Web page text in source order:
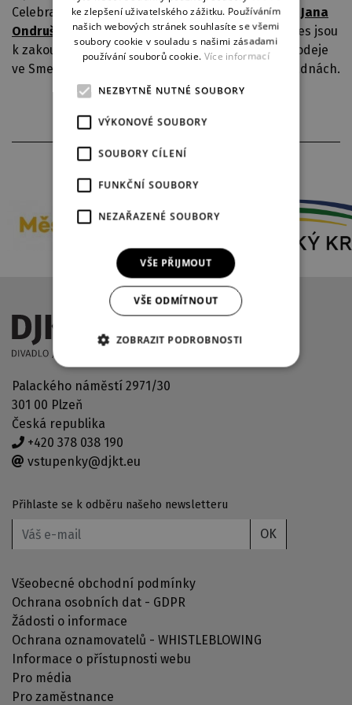
Celebration, večerem provede moderátorské duo Jana
OndruškováaMarek Mikulášek. Vstupenky na ples jsou
k zakoupení od 13. ledna 2023 v pokladně předprodeje
ve Smetanových sadech, nebo na večerních pokadnách.
Palackého náměstí 2971/30
301 00 Plzeň
Česká republika
+420 378 038 190
vstupenky@djkt.eu
Přihlaste se k odběru našeho newsletteru
OK
Všeobecné obchodní podmínky
Ochrana osobních dat - GDPR
Žádosti o informace
Ochrana oznamovatelů - WHISTLEBLOWING
Informace o přístupnosti webu
Pro média
Pro zaměstnance
GERMAN
ke zlepšení uživatelského zážitku. Používáním
našich webových stránek souhlasíte se všemi
soubory cookie v souladu s našimi zásadami
používání souborů cookie. Více informací
NEZBYTNĚ NUTNÉ SOUBORY
VÝKONOVÉ SOUBORY
SOUBORY CÍLENÍ
FUNKČNÍ SOUBORY
NEZAŘAZENÉ SOUBORY
VŠE PŘIJMOUT
VŠE ODMÍTNOUT
ZOBRAZIT PODROBNOSTI